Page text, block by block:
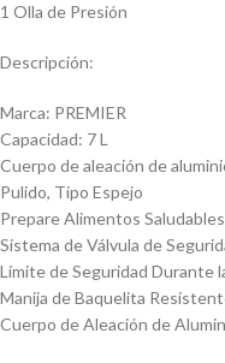
1 Olla de Presión
Descripción:
Marca: PREMIER
Capacidad: 7 L
Cuerpo de aleación de
Pulido, Tipo Espejo
Prepare Alimentos
Sistema de Válvula de
Límite de Seguridad Durante
Manija de Baquelita
Cuerpo de Aleación de